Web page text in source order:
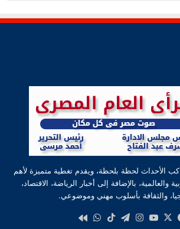
الأحداث لحظة بلحظة، ويقدم تغطية متميزة لأهم
والعالمية، بالإضافة إلى أخبار الرياضة، الاقتصاد،
والثقافة بأسلوب مهني وموضوعي.
فيسبوك
‫X
‫YouTube
انستقرام
تيلقرام‫TikTokواتساب